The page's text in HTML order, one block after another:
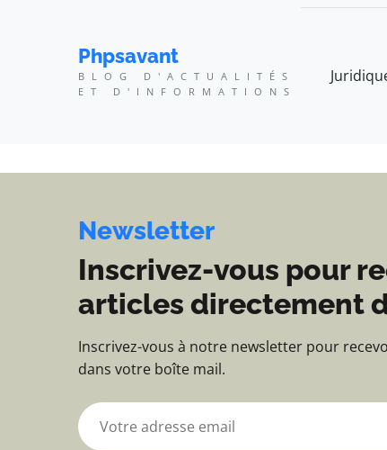
Phpsavant - Blog
Phpsavant
BLOG D'ACTUALITÉS
ET D'INFORMATIONS
Newsletter
Inscrivez-vous pour
articles directement
Inscrivez-vous à notre newsletter pour
dans votre boîte mail.